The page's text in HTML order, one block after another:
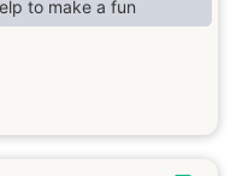
help to make a fun